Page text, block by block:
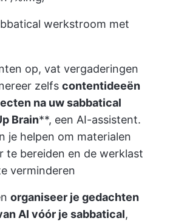
werkstroom met
op, vat vergaderingen
zelfs contentideeën
na uw sabbatical
Brain**, een AI-assistent.
je helpen om materialen
te bereiden en de werklast
verminderen
organiseer je gedachten
AI vóór je sabbatical,